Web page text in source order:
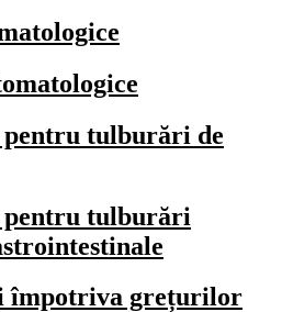
pentru tulburări de
pentru tulburări
împotriva grețurilor